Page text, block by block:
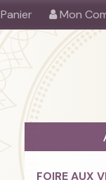
Panier Mon
FOIRE AUX